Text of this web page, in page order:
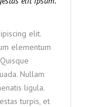
elit.
elementum
Nullam
ligula.
turpis, et